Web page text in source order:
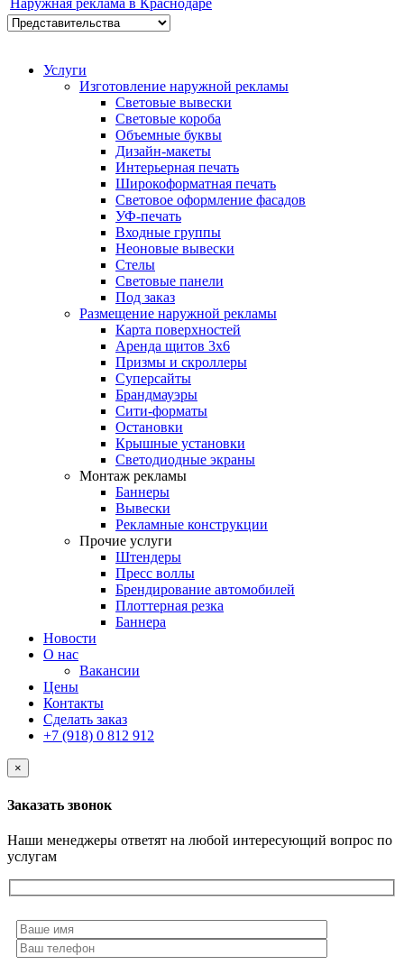
Наружная реклама в Краснодаре
Услуги
Изготовление наружной рекламы
Световые вывески
Световые короба
Объемные буквы
Дизайн-макеты
Интерьерная печать
Широкоформатная печать
Световое оформление фасадов
УФ-печать
Входные группы
Неоновые вывески
Стелы
Световые панели
Под заказ
Размещение наружной рекламы
Карта поверхностей
Аренда щитов 3х6
Призмы и скроллеры
Суперсайты
Брандмауэры
Сити-форматы
Остановки
Крышные установки
Светодиодные экраны
Монтаж рекламы
Баннеры
Вывески
Рекламные конструкции
Прочие услуги
Штендеры
Пресс воллы
Брендирование автомобилей
Плоттерная резка
Баннера
Новости
О нас
Вакансии
Цены
Контакты
Сделать заказ
+7 (918) 0 812 912
×
Заказать звонок
Наши менеджеры ответят на любой интересующий вопрос по
услугам